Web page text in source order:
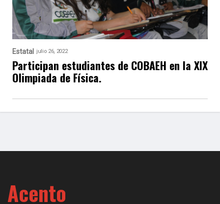
Estatal julio 26, 2022
Participan estudiantes de COBAEH en la XIX
Olimpiada de Física.
Acento